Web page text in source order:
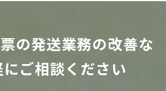
の発送業務の改善な
ご相談ください